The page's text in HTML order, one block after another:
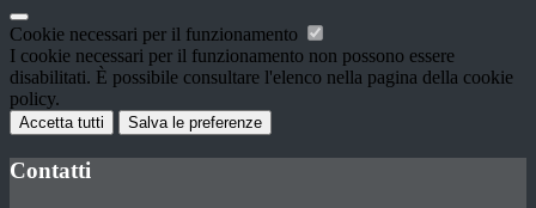
Cookie necessari per il funzionamento
I cookie necessari per il funzionamento non possono essere
disabilitati. È possibile consultare l'elenco nella pagina della cookie
policy.
Accetta tutti Salva le preferenze
Contatti